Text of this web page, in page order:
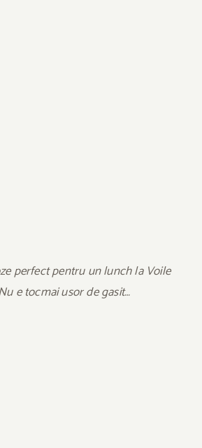
perfect pentru un lunch la Voile
e tocmai usor de gasit…